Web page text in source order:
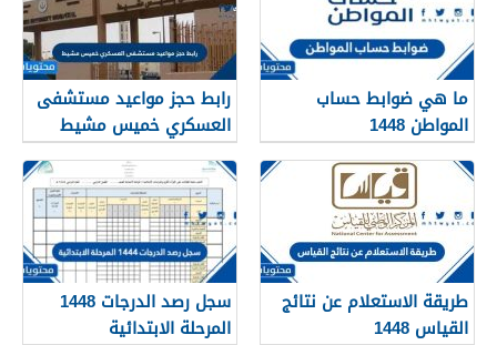
ما هي ضوابط حساب
المواطن 1448
رابط حجز مواعيد مستشفى
العسكري خميس مشيط
1448
طريقة الاستعلام عن نتائج
القياس 1448
سجل رصد الدرجات 1448
المرحلة الابتدائية